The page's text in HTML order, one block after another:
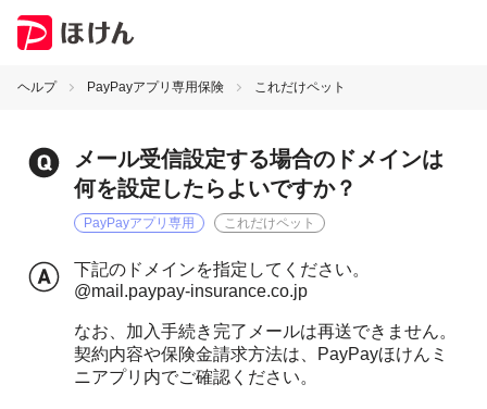
ヘルプ PayPayアプリ専用保険 これだけペット
メール受信設定する場合のドメインは
何を設定したらよいですか？
PayPayアプリ専用 これだけペット
下記のドメインを指定してください。
@mail.paypay-insurance.co.jp
なお、加入手続き完了メールは再送できません。
契約内容や保険金請求方法は、PayPayほけんミ
ニアプリ内でご確認ください。